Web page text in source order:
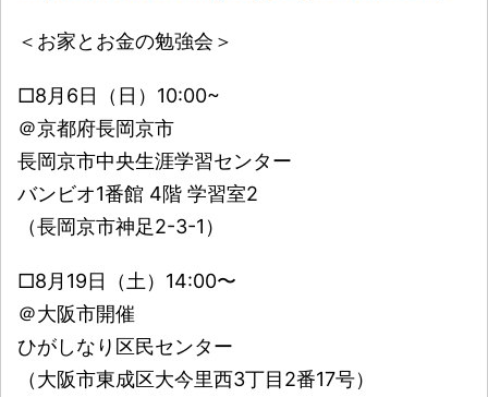
＜お家とお金の勉強会＞
□8月6日（日）10:00~
＠京都府長岡京市
長岡京市中央生涯学習センター
バンビオ1番館 4階 学習室2
（長岡京市神足2-3-1）
□8月19日（土）14:00〜
＠大阪市開催
ひがしなり区民センター
（大阪市東成区大今里西3丁目2番17号）